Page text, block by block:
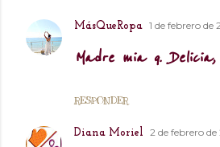
MásQueRopa 1 de febrero de
Madre mia q.
RESPONDER
Diana Moriel 2 de febrero de